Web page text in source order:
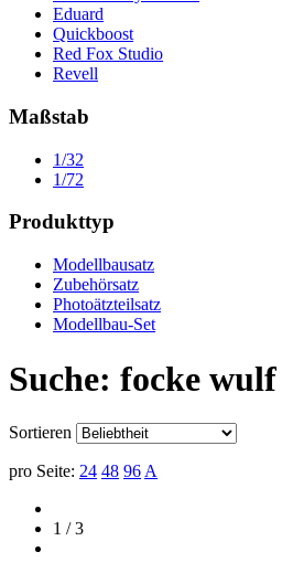
Eduard
Quickboost
Red Fox Studio
Revell
Maßstab
1/32
1/72
Produkttyp
Modellbausatz
Zubehörsatz
Photoätzteilsatz
Modellbau-Set
Suche: focke
Sortieren
pro Seite: 24 48 96 A
1 / 3